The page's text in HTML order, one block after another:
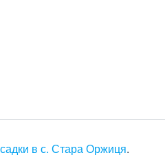
садки в с. Стара Оржиця.